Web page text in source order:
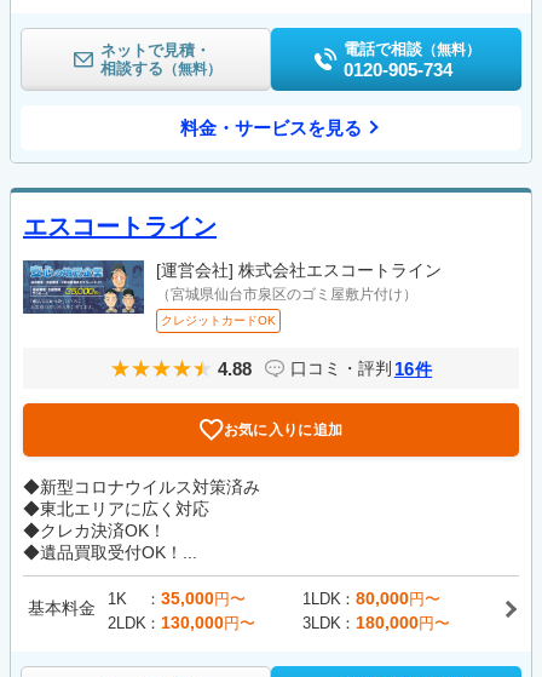
ネットで見積・
相談する （無料）
電話で相談 （無料）
0120-905-734
料金・サービスを見る
エスコートライン
[運営会社] 株式会社エスコートライン
（宮城県仙台市泉区のゴミ屋敷片付け）
クレジットカードOK
4.88 口コミ・評判 16件
お気に入りに追加
◆新型コロナウイルス対策済み
◆東北エリアに広く対応
◆クレカ決済OK！
◆遺品買取受付OK！...
基本料金 1K 35,000円〜 1LDK 80,000円〜
2LDK
130,000円〜 3LDK 180,000円〜